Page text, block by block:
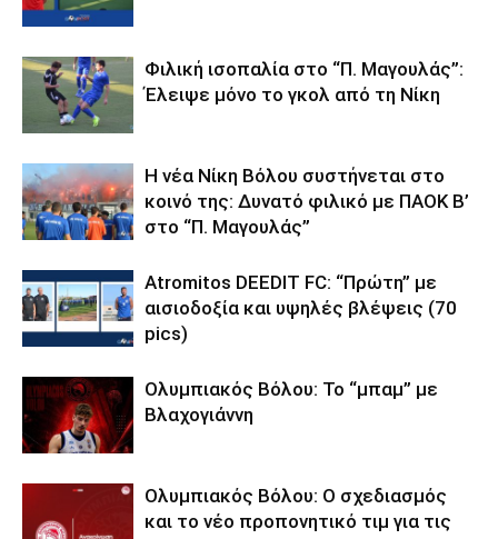
Φιλική ισοπαλία στο “Π. Μαγουλάς”:
Έλειψε μόνο το γκολ από τη Νίκη
Η νέα Νίκη Βόλου συστήνεται στο
κοινό της: Δυνατό φιλικό με ΠΑΟΚ Β’
στο “Π. Μαγουλάς”
Atromitos DEEDIT FC: “Πρώτη” με
αισιοδοξία και υψηλές βλέψεις (70
pics)
Ολυμπιακός Βόλου: Το “μπαμ” με
Βλαχογιάννη
Ολυμπιακός Βόλου: Ο σχεδιασμός
και το νέο προπονητικό τιμ για τις